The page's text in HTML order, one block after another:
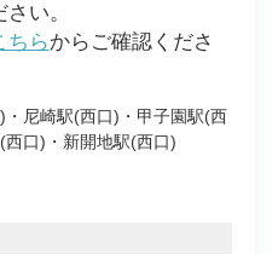
い。
ちらからご確認くださ
尼崎駅(西口)・甲子園駅(西
口)・新開地駅(西口)